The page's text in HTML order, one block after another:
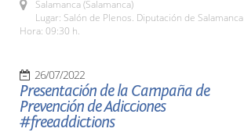
Salamanca (Salamanca)
Lugar: Salón de Plenos. Diputación de Salamanca
Hora: 09:30 h.
26/07/2022
Presentación de la Campaña de
Prevención de Adicciones
#freeaddictions